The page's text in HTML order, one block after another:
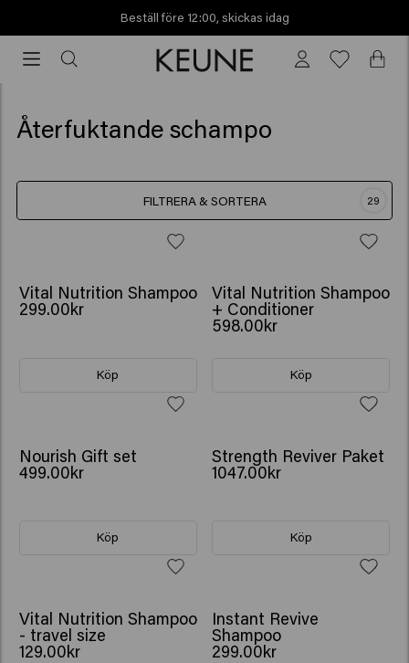
Beställ före 12:00, skickas idag
före
skickas
idagÅterfuktande schampo
FILTRERA & SORTERA 29
Vital Nutrition Shampoo
299.00kr
Köp
GÅVA: VATTENFLASKA
Vital Nutrition Shampoo
+ Conditioner
598.00kr
Köp
VÄRDE 707.00KR
Nourish Gift set
499.00kr
Köp
GÅVA: VATTENFLASKA
Strength Reviver Paket
1047.00kr
Köp
Vital Nutrition Shampoo
- travel size
129.00kr
Instant Revive
Shampoo
299.00kr